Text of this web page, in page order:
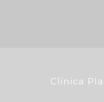
Clínica